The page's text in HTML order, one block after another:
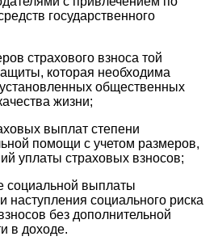
государственного
страхового взноса той
которая необходима
общественных
жизни;
выплат степени
помощи с учетом размеров,
уплаты страховых взносов;
социальной выплаты
наступления социального риска
без дополнительной
в доходе.